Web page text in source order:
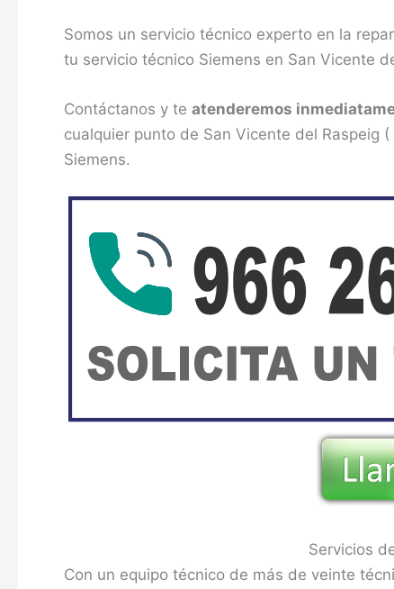
Somos un servicio técnico experto en la
tu servicio técnico Siemens en San Vicente
Contáctanos y te atenderemos
cualquier punto de San Vicente del Raspeig
Siemens.
Servicios
Con un equipo técnico de más de veinte